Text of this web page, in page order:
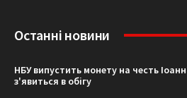
Останні новини
НБУ випустить монету на честь
з'явиться в обігу